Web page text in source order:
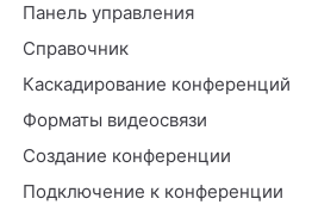
Панель управления
Справочник
Каскадирование конференций
Форматы видеосвязи
Создание конференции
Подключение к конференции